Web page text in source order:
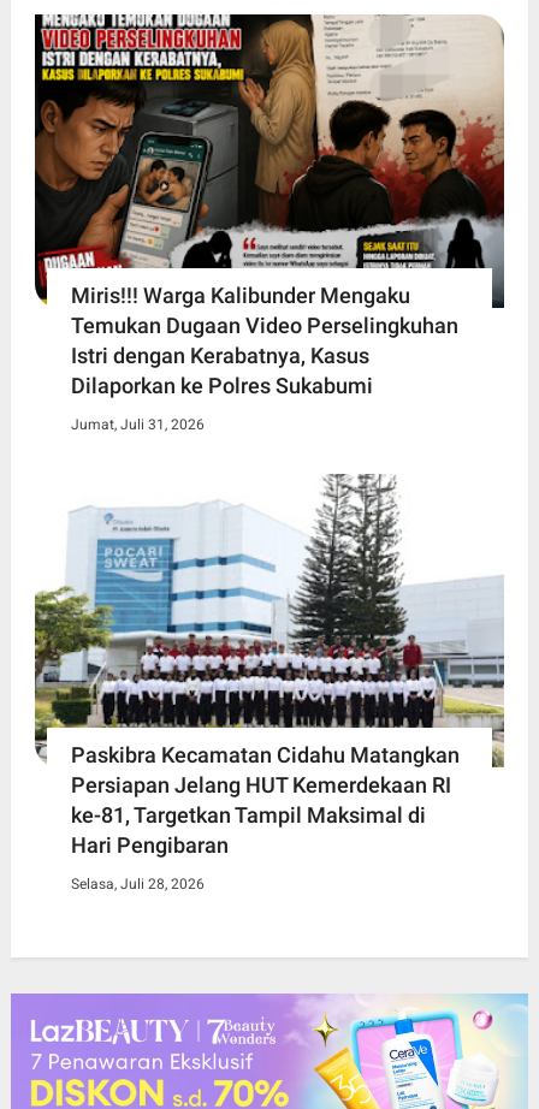
Miris!!! Warga Kalibunder Mengaku
Temukan Dugaan Video Perselingkuhan
Istri dengan Kerabatnya, Kasus
Dilaporkan ke Polres Sukabumi
Jumat, Juli 31, 2026
Paskibra Kecamatan Cidahu Matangkan
Persiapan Jelang HUT Kemerdekaan RI
ke-81, Targetkan Tampil Maksimal di
Hari Pengibaran
Selasa, Juli 28, 2026